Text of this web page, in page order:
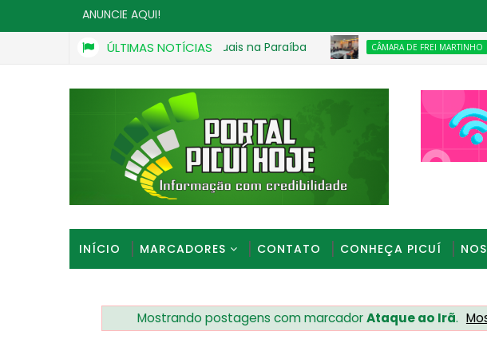
ANUNCIE AQUI!
ÚLTIMAS NOTÍCIAS
criança e exigir vídeos sexuais na Paraíba CÂMARA DE FREI MARTINHO
INÍCIO MARCADORES CONTATO CONHEÇA PICUÍ
Mostrando postagens com marcadorAtaque ao Irã.